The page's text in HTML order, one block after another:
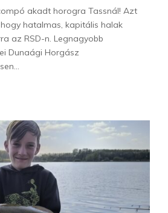
akadt horogra Tassnál! Azt
hatalmas, kapitális halak
az RSD-n. Legnagyobb
Dunaági Horgász